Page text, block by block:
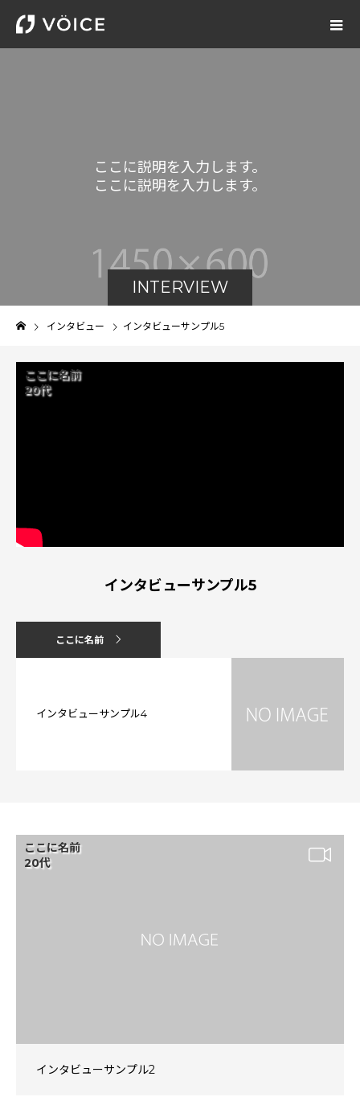
INTERVIEW
こ こ に説明を入力 し ま す。
こ こ に説明を入力 し ま す。
インタビュー インタビューサンプル5
ここに名前
20代
インタビューサンプル5
ここに名前
インタビューサンプル4
ここに名前
20代
インタビューサンプル2